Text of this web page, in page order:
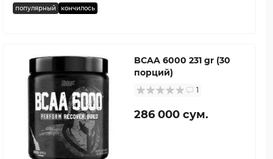
популярный кончилось
BCAA 6000 231 gr (30
порций)
1
286 000 сум.